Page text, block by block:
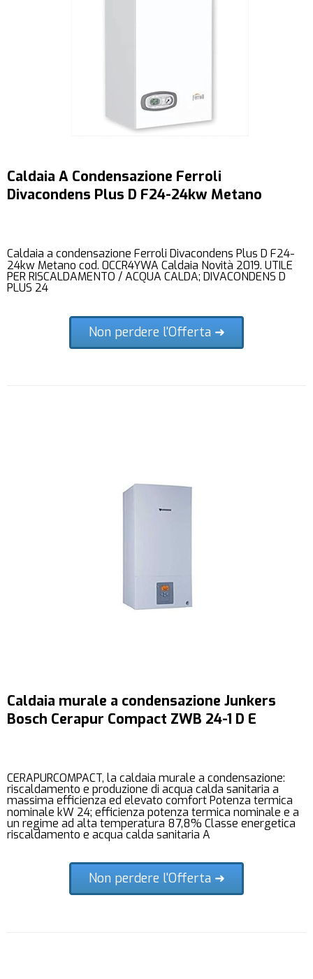
Caldaia A Condensazione Ferroli
Divacondens Plus D F24-24kw Metano
Caldaia a condensazione Ferroli Divacondens Plus D F24-
24kw Metano cod. 0CCR4YWA Caldaia Novità 2019. UTILE
PER RISCALDAMENTO / ACQUA CALDA; DIVACONDENS D
PLUS 24
Non perdere l'Offerta ➜
Caldaia murale a condensazione Junkers
Bosch Cerapur Compact ZWB 24-1 D E
CERAPURCOMPACT, la caldaia murale a condensazione:
riscaldamento e produzione di acqua calda sanitaria a
massima efficienza ed elevato comfort Potenza termica
nominale kW 24; efficienza potenza termica nominale e a
un regime ad alta temperatura 87,8% Classe energetica
riscaldamento e acqua calda sanitaria A
Non perdere l'Offerta ➜